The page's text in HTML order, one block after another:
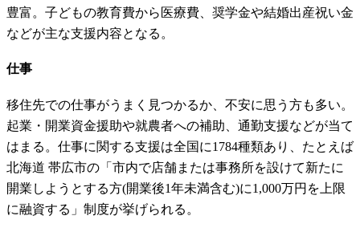
豊富。子どもの教育費から医療費、奨学金や結婚出産祝い金
などが主な支援内容となる。
仕事
移住先での仕事がうまく見つかるか、不安に思う方も多い。
起業・開業資金援助や就農者への補助、通勤支援などが当て
はまる。仕事に関する支援は全国に1784種類あり、たとえば
北海道 帯広市の「市内で店舗または事務所を設けて新たに
開業しようとする方(開業後1年未満含む)に1,000万円を上限
に融資する」制度が挙げられる。